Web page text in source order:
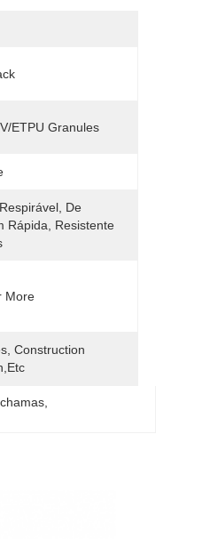
ETPU Granules
De
Rápida, Resistente
More
Construction